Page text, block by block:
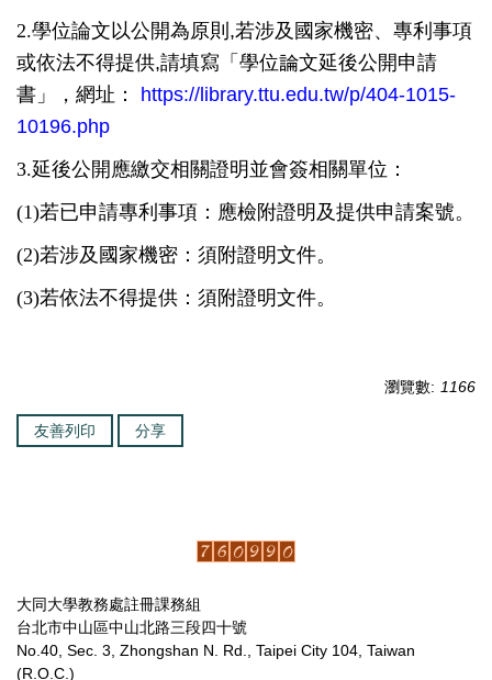
2.學位論文以公開為原則,若涉及國家機密、專利事項
或依法不得提供,請填寫「學位論文延後公開申請
書」，網址： https://library.ttu.edu.tw/p/404-1015-
10196.php
3.延後公開應繳交相關證明並會簽相關單位：
(1)若已申請專利事項：應檢附證明及提供申請案號。
(2)若涉及國家機密：須附證明文件。
(3)若依法不得提供：須附證明文件。
瀏覽數: 1166
友善列印 分享
大同大學教務處註冊課務組
台北市中山區中山北路三段四十號
No.40, Sec. 3, Zhongshan N. Rd., Taipei City 104, Taiwan
(R.O.C.)